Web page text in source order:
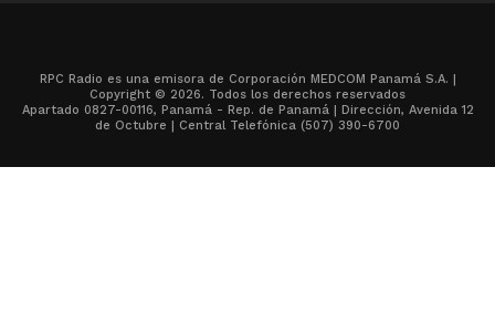
RPC Radio es una emisora de Corporación MEDCOM Panamá S.A. |
Copyright © 2026. Todos los derechos reservados
Apartado 0827-00116, Panamá - Rep. de Panamá | Dirección, Avenida 12
de Octubre | Central Telefónica (507) 390-6700